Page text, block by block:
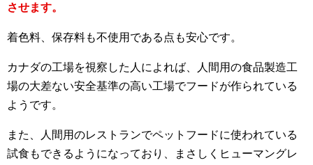
させます。
着色料、保存料も不使用である点も安心です。
カナダの工場を視察した人によれば、人間用の食品製造工
場の大差ない安全基準の高い工場でフードが作られている
ようです。
また、人間用のレストランでペットフードに使われている
試食もできるようになっており、まさしくヒューマングレ